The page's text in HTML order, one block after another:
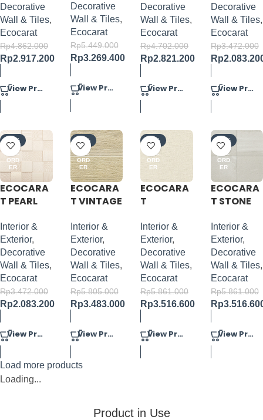
Decorative
Wall & Tiles,
Ecocarat
Rp4.862.000
Rp2.917.200
View Product
Decorative
Wall & Tiles,
Ecocarat
Rp5.449.000
Rp3.269.400
View Product
Decorative
Wall & Tiles,
Ecocarat
Rp4.702.000
Rp2.821.200
View Product
Decorative
Wall & Tiles,
Ecocarat
Rp3.472.000
Rp
View Product
-40%
PRE
ORD
ER
ECOCARA
T PEARL
Interior &
Exterior,
Decorative
Wall & Tiles,
Ecocarat
Rp3.472.000
Rp2.083.200
View Product
-40%
PRE
ORD
ER
ECOCARA
T VINTAGE
Interior &
Exterior,
Decorative
Wall & Tiles,
Ecocarat
Rp5.805.000
Rp3.483.000
View Product
-40%
PRE
ORD
ER
ECOCARA
T
WHITE
Interior &
Exterior,
Decorative
Wall & Tiles,
Ecocarat
Rp5.861.000
Rp3.516.600
View Product
-40%
PRE
ORD
ER
ECOCARA
T STONE
Interior &
Exterior,
Decorative
Wall & Tiles,
Ecocarat
Rp5.861.000
Rp
View Product
Load more products
Loading...
Product in Use